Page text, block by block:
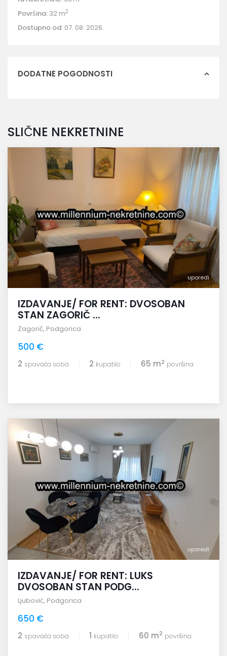
Površina: 32 m2
Dostupno od: 07. 08. 2026.
DODATNE POGODNOSTI
SLIČNE NEKRETNINE
uporedi
IZDAVANJE/ FOR RENT: DVOSOBAN
STAN ZAGORIČ ...
Zagorič, Podgorica
500 €
2 spavaća soba 2 kupatilo 65 m2 površina
uporedi
IZDAVANJE/ FOR RENT: LUKS
DVOSOBAN STAN PODG...
Ljubović, Podgorica
650 €
2 spavaća soba 1 kupatilo 60 m2 površina